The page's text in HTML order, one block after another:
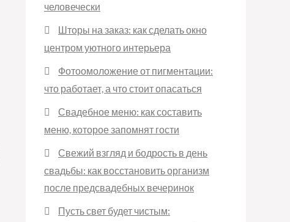
человечески
Шторы на заказ: как сделать окно
центром уютного интерьера
Фотоомоложение от пигментации:
что работает, а что стоит опасаться
Свадебное меню: как составить
меню, которое запомнят гости
Свежий взгляд и бодрость в день
свадьбы: как восстановить организм
после предсвадебных вечеринок
Пусть свет будет чистым: